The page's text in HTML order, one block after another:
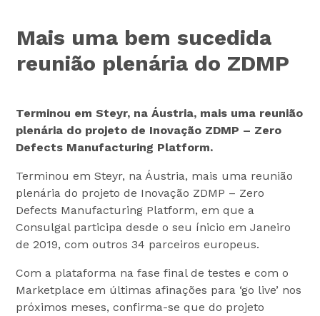
Mais uma bem sucedida
reunião plenária do ZDMP
Terminou em Steyr, na Áustria, mais uma reunião
plenária do projeto de Inovação ZDMP – Zero
Defects Manufacturing Platform.
Terminou em Steyr, na Áustria, mais uma reunião
plenária do projeto de Inovação ZDMP – Zero
Defects Manufacturing Platform, em que a
Consulgal participa desde o seu ínicio em Janeiro
de 2019, com outros 34 parceiros europeus.
Com a plataforma na fase final de testes e com o
Marketplace em últimas afinações para ‘go live’ nos
próximos meses, confirma-se que do projeto